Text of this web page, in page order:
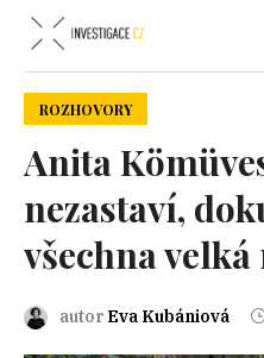
ROZHOVORY
Anita
nezastaví,
všechna
autor Eva Kubániová